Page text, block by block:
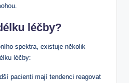
léčby?
spektra, existuje několik
léčby:
pacienti mají tendenci reagovat